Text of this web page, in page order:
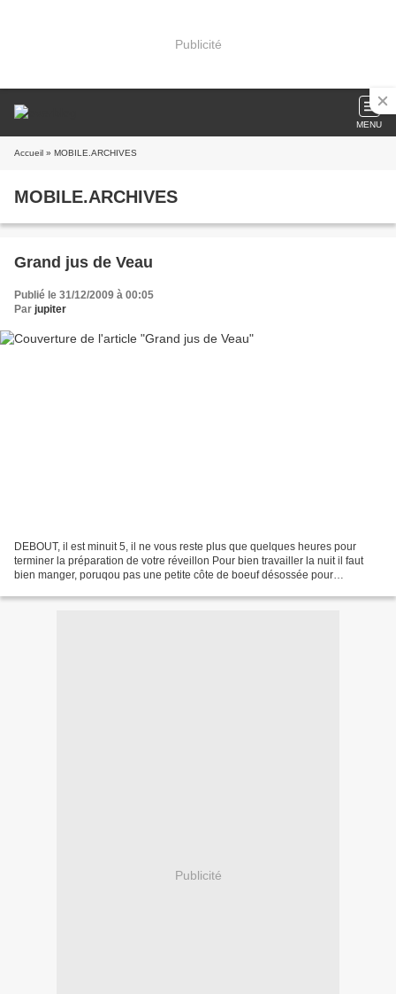
Publicité
MENU
Accueil » MOBILE.ARCHIVES
MOBILE.ARCHIVES
Grand jus de Veau
Publié le 31/12/2009 à 00:05
Par jupiter
DEBOUT, il est minuit 5, il ne vous reste plus que quelques heures pour
terminer la préparation de votre réveillon Pour bien travailler la nuit il faut
bien manger, poruqou pas une petite côte de boeuf désossée pour
Publicité